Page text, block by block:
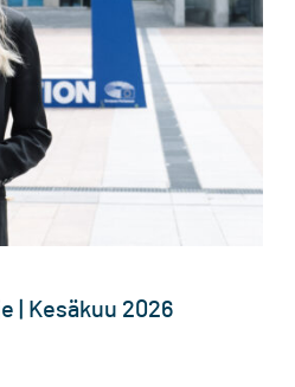
| Kesäkuu 2026